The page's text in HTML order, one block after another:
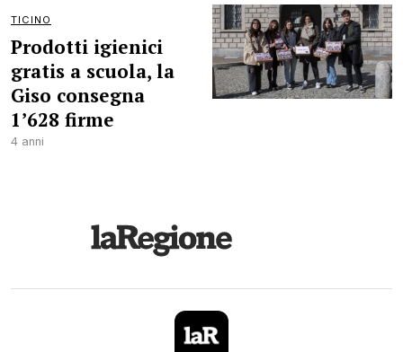
TICINO
Prodotti igienici
gratis a scuola, la
Giso consegna
1’628 firme
4 anni